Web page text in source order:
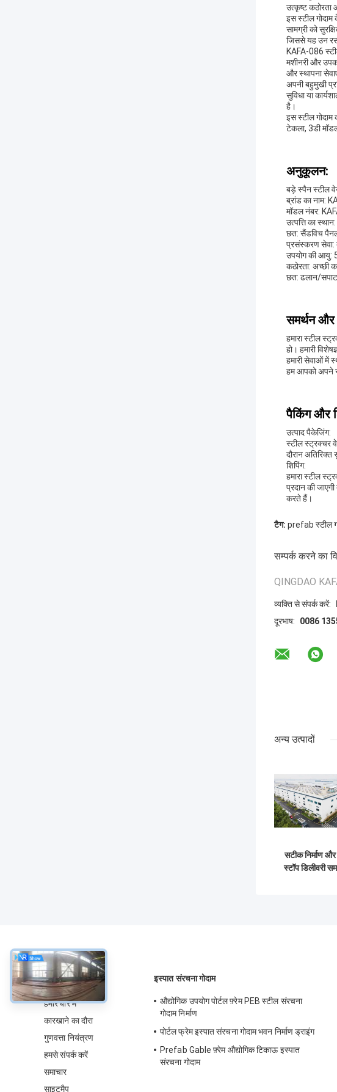
उत्कृष्ट कठोरता
इस स्टील
सामग्री को
जिससे यह उन
KAFA-086
मशीनरी और
और स्थापना
अपनी बहुमुखी
सुविधा या
है।
इस स्टील
टेकला, 3डी
अनुकूलन:
बड़े स्पैन स्टील
ब्रांड का नाम:
मॉडल नंबर:
उत्पत्ति का
छत: सैंडविच
प्रसंस्करण सेवा:
उपयोग की आयु:
कठोरता: अच्छी
छत: ढलान/सपाट
समर्थन और
हमारा स्टील
हो। हमारी
हमारी सेवाओं में
हम आपको अपने
पैकिंग और
उत्पाद पैकेजिंग:
स्टील स्ट्रक्चर
दौरान अतिरिक्त
शिपिंग:
हमारा स्टील
प्रदान की
करते हैं।
टैग: prefab स्टील
सम्पर्क करने का
QINGDAO
व्यक्ति से संपर्क करें:
दूरभाष:
0086
अन्य उत्पादों
सटीक निर्माण
स्टॉप डिलीवरी
के बारे में
हमारे बारे में
कारखाने का दौरा
गुणवत्ता नियंत्रण
हमसे संपर्क करें
समाचार
साइटमैप
इस्पात संरचना गोदाम
औद्योगिक उपयोग पोर्टल फ़्रेम PEB स्टील संरचना
गोदाम निर्माण
पोर्टल फ्रेम इस्पात संरचना गोदाम भवन निर्माण ड्राइंग
Prefab Gable फ़्रेम औद्योगिक टिकाऊ इस्पात
संरचना गोदाम